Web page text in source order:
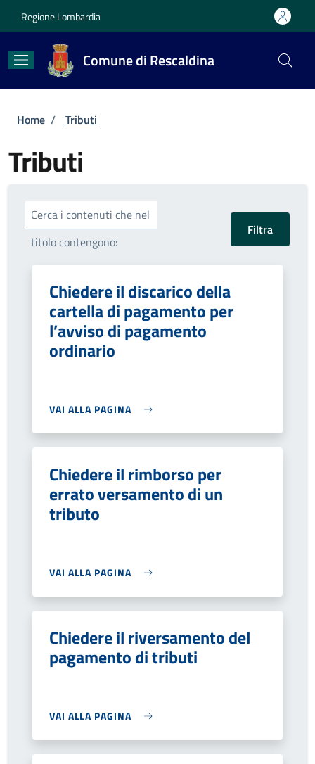
Regione Lombardia
Comune di Rescaldina
Briciole di pane
Home / Tributi
Tributi
Cerca i contenuti che nel
titolo contengono:
Chiedere il discarico della
cartella di pagamento per
l’avviso di pagamento
ordinario
VAI ALLA PAGINA
Chiedere il rimborso per
errato versamento di un
tributo
VAI ALLA PAGINA
Chiedere il riversamento del
pagamento di tributi
VAI ALLA PAGINA